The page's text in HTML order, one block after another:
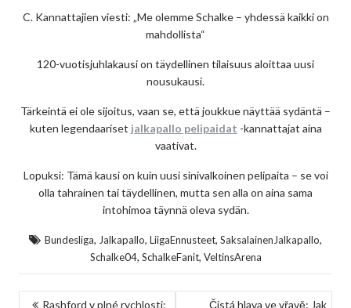
C. Kannattajien viesti: „Me olemme Schalke – yhdessä kaikki on
mahdollista“
120-vuotisjuhlakausi on täydellinen tilaisuus aloittaa uusi
nousukausi.
Tärkeintä ei ole sijoitus, vaan se, että joukkue näyttää sydäntä –
kuten legendaariset jalkapallo pelipaidat -kannattajat aina
vaativat.
Lopuksi: Tämä kausi on kuin uusi sinivalkoinen pelipaita – se voi
olla tahrainen tai täydellinen, mutta sen alla on aina sama
intohimoa täynnä oleva sydän.
Bundesliga, Jalkapallo, LiigaEnnusteet, SaksalainenJalkapallo,
Schalke04, SchalkeFanit, VeltinsArena
NAVIGACE
Rashford v plné rychlosti:
Čistá hlava ve vřavě: Jak